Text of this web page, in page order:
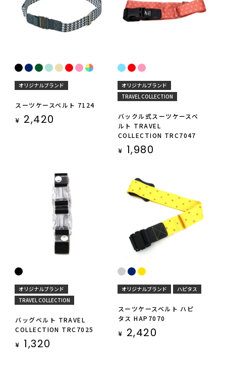
オリジナルブランド
スーツケースベルト 7124
¥ 2,420
オリジナルブランド
TRAVEL COLLECTION
バックル式スーツケースベ
ルト TRAVEL
COLLECTION TRC7047
¥ 1,980
オリジナルブランド
TRAVEL COLLECTION
バッグベルト TRAVEL
COLLECTION TRC7025
¥ 1,320
オリジナルブランド ハピタス
スーツケースベルト ハピ
タス HAP7070
¥ 2,420